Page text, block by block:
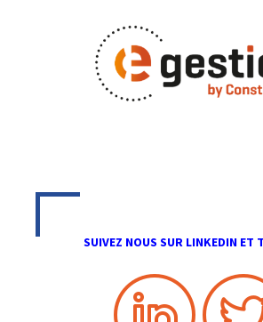
SUIVEZ NOUS SUR LINKEDIN ET